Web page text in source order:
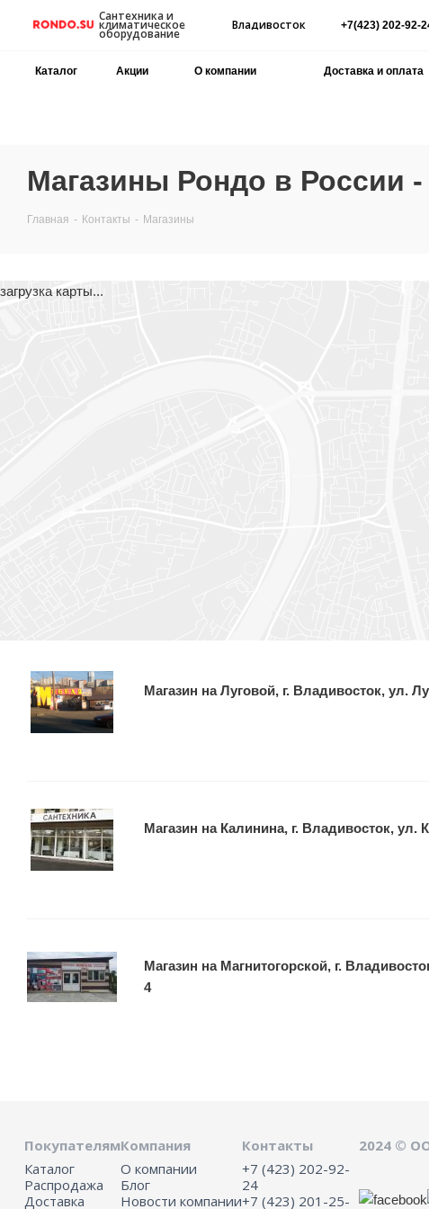
Сантехника и
климатическое
оборудование
Владивосток +7(423) 202-92-
Каталог Акции О компании Доставка и оплата
Магазины Рондо в России
Главная - Контакты - Магазины
загрузка карты...
Магазин на Луговой, г. Владивосток, ул.
Магазин на Калинина, г. Владивосток, ул.
Магазин на Магнитогорской, г.
4
Покупателям
Каталог
Распродажа
Доставка
Компания
О компании
Блог
Новости компании
Контакты
+7 (423) 202-92-
24
+7 (423) 201-25-
2024 ©